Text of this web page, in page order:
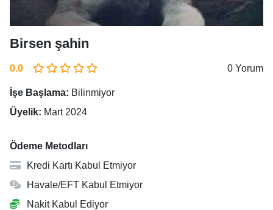
Birsen şahin
0.0 0 Yorum
İşe Başlama: Bilinmiyor
Üyelik: Mart 2024
Ödeme Metodları
Kredi Kartı Kabul Etmiyor
Havale/EFT Kabul Etmiyor
Nakit Kabul Ediyor